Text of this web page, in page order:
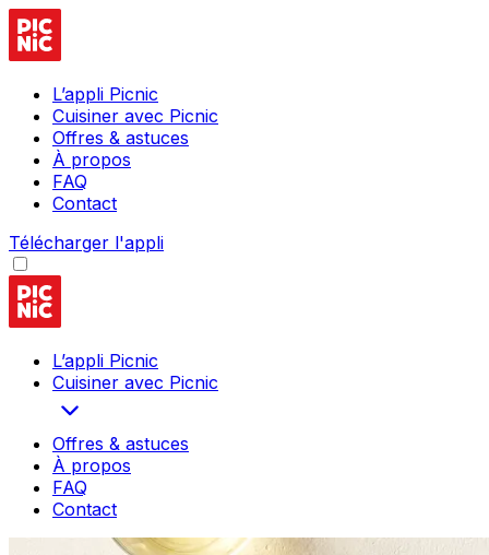
L’appli Picnic
Cuisiner avec Picnic
Offres & astuces
À propos
FAQ
Contact
Télécharger l'appli
L’appli Picnic
Cuisiner avec Picnic
Offres & astuces
À propos
FAQ
Contact